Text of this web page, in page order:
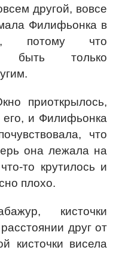
другой, вовсе
Филифьонка в
потому что
быть только
приоткрылось,
его, и Филифьонка
что
она лежала на
то крутилось и
плохо.
кисточки
друг от
кисточки висела